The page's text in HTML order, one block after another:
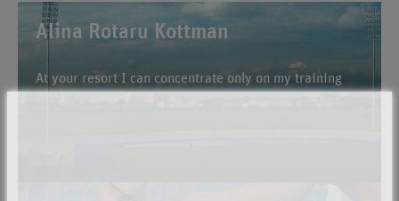
Alina Rotaru Kottman
At your resort I can concentrate only on my training